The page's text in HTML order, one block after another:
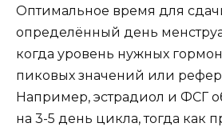
Оптимальное время для
определённый день
когда уровень нужных
пиковых значений или
Например, эстрадиол и ФСГ
на 3-5 день цикла, тогда как